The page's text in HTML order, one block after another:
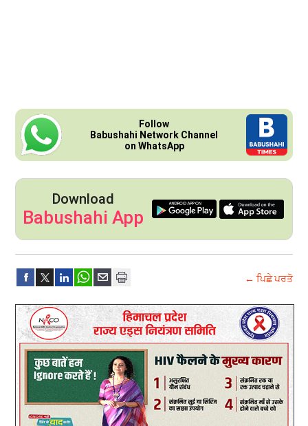
Follow
Babushahi Network Channel
on WhatsApp
Download
Babushahi App
← ਪਿਛੇ ਪਰਤੋ